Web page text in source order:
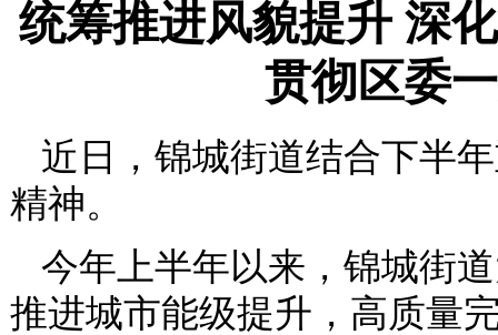
统筹推进风貌提升 深
贯彻区委
近日，锦城街道结合下半
精神。
今年上半年以来，锦城街
推进城市能级提升，高质量